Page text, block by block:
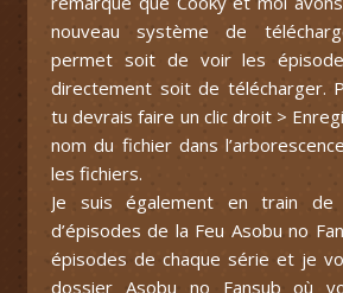
nouveau système de
permet soit de voir les
directement soit de télécharger.
tu devrais faire un clic droit >
nom du fichier dans
les fichiers.
Je suis également en train de
d’épisodes de la Feu Asobu no
épisodes de chaque série et je
dossier Asobu no Fansub où